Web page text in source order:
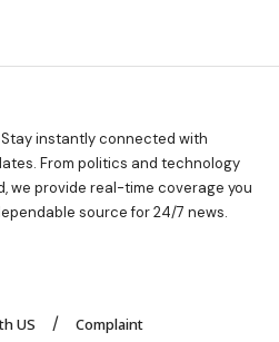
Stay instantly connected with
From politics and technology
we provide real-time coverage you
source for 24/7 news.
US Complaint